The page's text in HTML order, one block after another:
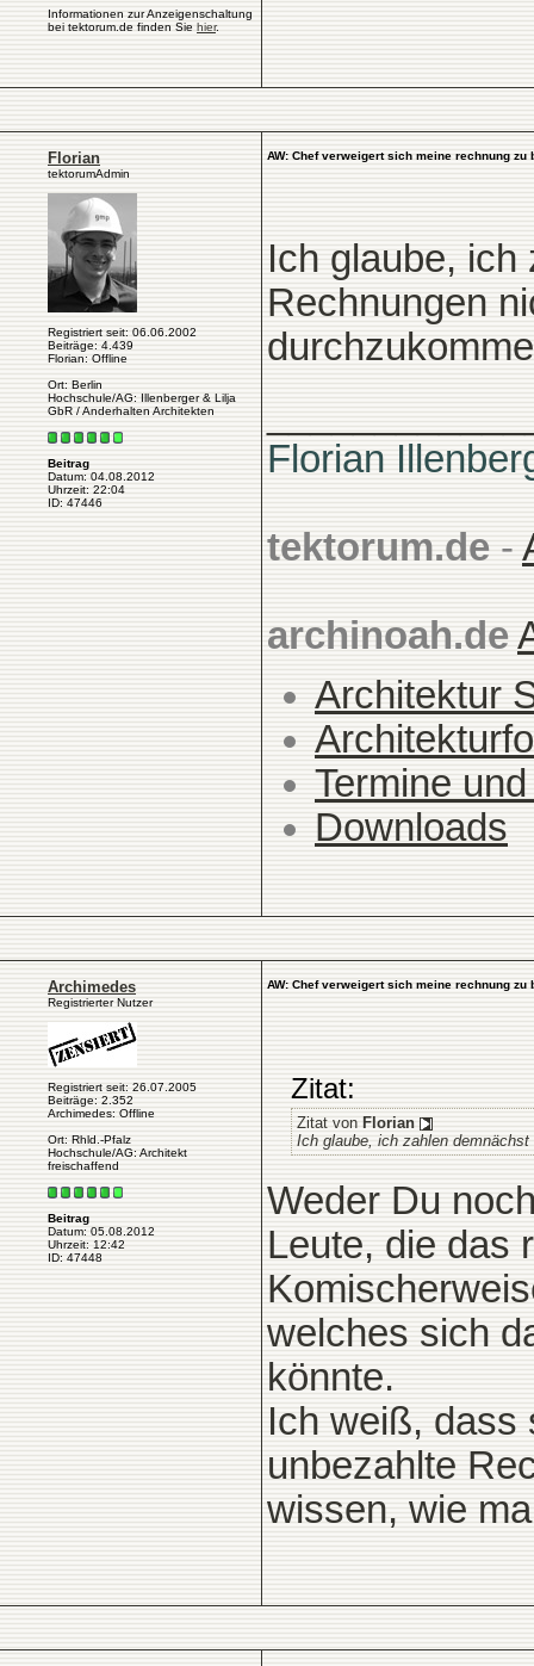
Informationen zur Anzeigenschaltung
bei tektorum.de finden Sie hier.
Florian
tektorumAdmin
Registriert seit: 06.06.2002
Beiträge: 4.439
Florian: Offline
Ort: Berlin
Hochschule/AG: Illenberger & Lilja
GbR / Anderhalten Architekten
Beitrag
Datum: 04.08.2012
Uhrzeit: 22:04
ID: 47446
AW: Chef verweigert sich meine rechnung zu
Ich glaube, ich
Rechnungen
Florian
tektorum.de -
archinoah.de
Architektur
Termine
Downloads
Archimedes
Registrierter Nutzer
Registriert seit: 26.07.2005
Beiträge: 2.352
Archimedes: Offline
Ort: Rhld.-Pfalz
Hochschule/AG: Architekt
freischaffend
Beitrag
Datum: 05.08.2012
Uhrzeit: 12:42
ID: 47448
AW: Chef verweigert sich meine rechnung zu
Zitat:
Zitat von Florian
Ich glaube, ich zahlen
Weder Du
Leute, die das
welches sich
könnte.
Ich weiß, dass
unbezahlte
wissen, wie